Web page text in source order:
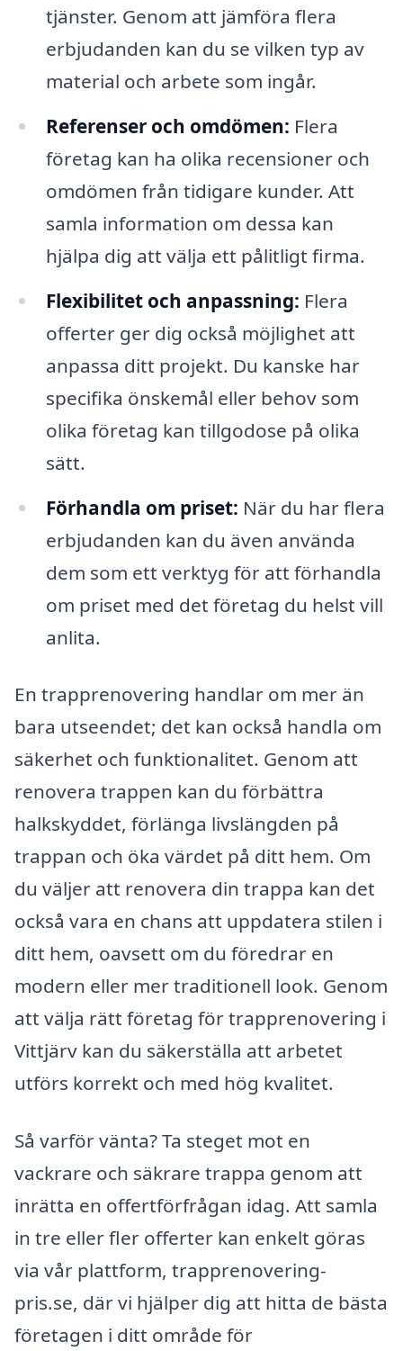
tjänster. Genom att jämföra flera
erbjudanden kan du se vilken typ av
material och arbete som ingår.
Referenser och omdömen: Flera
företag kan ha olika recensioner och
omdömen från tidigare kunder. Att
samla information om dessa kan
hjälpa dig att välja ett pålitligt firma.
Flexibilitet och anpassning: Flera
offerter ger dig också möjlighet att
anpassa ditt projekt. Du kanske har
specifika önskemål eller behov som
olika företag kan tillgodose på olika
sätt.
Förhandla om priset: När du har flera
erbjudanden kan du även använda
dem som ett verktyg för att förhandla
om priset med det företag du helst vill
anlita.
En trapprenovering handlar om mer än
bara utseendet; det kan också handla om
säkerhet och funktionalitet. Genom att
renovera trappen kan du förbättra
halkskyddet, förlänga livslängden på
trappan och öka värdet på ditt hem. Om
du väljer att renovera din trappa kan det
också vara en chans att uppdatera stilen i
ditt hem, oavsett om du föredrar en
modern eller mer traditionell look. Genom
att välja rätt företag för trapprenovering i
Vittjärv kan du säkerställa att arbetet
utförs korrekt och med hög kvalitet.
Så varför vänta? Ta steget mot en
vackrare och säkrare trappa genom att
inrätta en offertförfrågan idag. Att samla
in tre eller fler offerter kan enkelt göras
via vår plattform, trapprenovering-
pris.se, där vi hjälper dig att hitta de bästa
företagen i ditt område för